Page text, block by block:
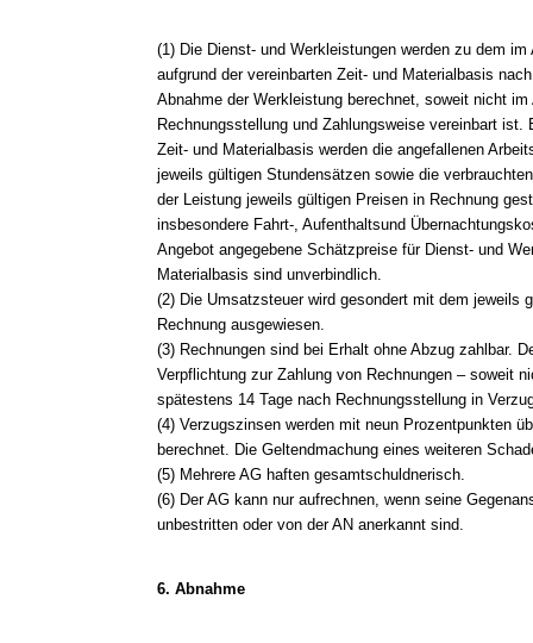
(1) Die Dienst- und Werkleistungen werden zu dem
aufgrund der vereinbarten Zeit- und Materialbasis
Abnahme der Werkleistung berechnet, soweit nicht im
Rechnungsstellung und Zahlungsweise vereinbart
Zeit- und Materialbasis werden die angefallenen
jeweils gültigen Stundensätzen sowie die
der Leistung jeweils gültigen Preisen in Rechnung
insbesondere Fahrt-, Aufenthaltsund
Angebot angegebene Schätzpreise für Dienst- und
Materialbasis sind unverbindlich.
(2) Die Umsatzsteuer wird gesondert mit dem jeweils
Rechnung ausgewiesen.
(3) Rechnungen sind bei Erhalt ohne Abzug zahlbar.
Verpflichtung zur Zahlung von Rechnungen – soweit
spätestens 14 Tage nach Rechnungsstellung in
(4) Verzugszinsen werden mit neun Prozentpunkten
berechnet. Die Geltendmachung eines weiteren
(5) Mehrere AG haften gesamtschuldnerisch.
(6) Der AG kann nur aufrechnen, wenn seine
unbestritten oder von der AN anerkannt sind.
6. Abnahme